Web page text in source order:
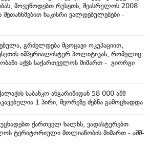
მოვუწოდებთ რუსეთს, შეასრულოს 2008
შეთანხმებით ნაკისრი ვალდებულებები -
გრძელდება მცოცავი ოკუპაციით,
იმპერიალისტურ პოლიტიკას, რომელიც
აქვს საქართველოს მიმართ - გიორგი
საბანკო ანგარიშიდან 58 000 აშშ
1 პირი, მეორეზე ძებნა გამოცხადდა
ქართველ ხალხს, ვადასტურებთ
ტერიტორიული მთლიანობის მიმართ - აშშ-